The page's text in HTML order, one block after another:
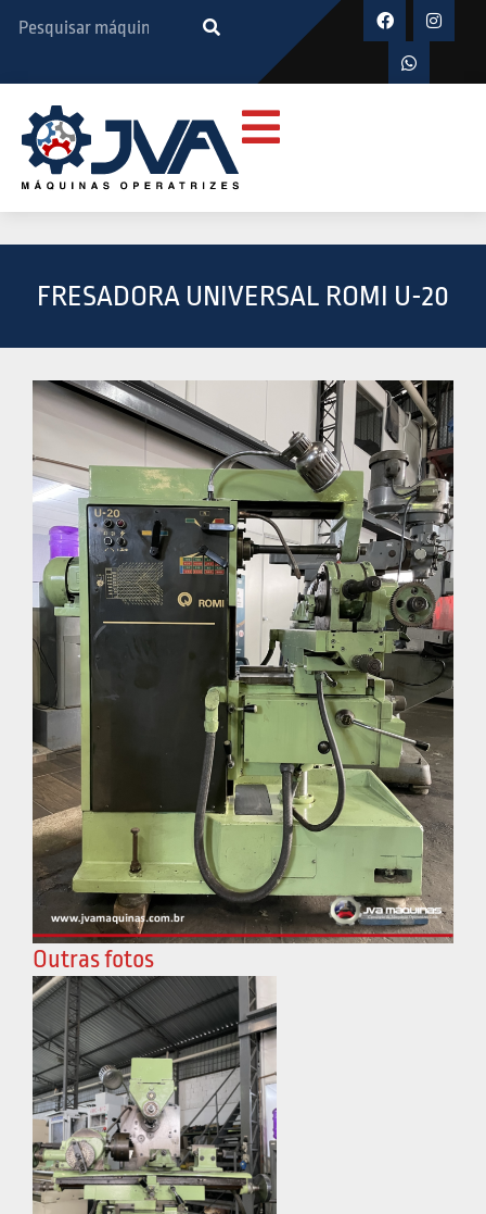
FRESADORA UNIVERSAL ROMI U-20
Outras fotos